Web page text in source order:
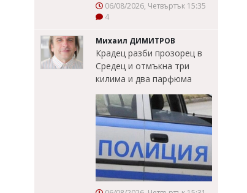
06/08/2026, Четвъртък 15:35
4
Михаил ДИМИТРОВ
Крадец разби прозорец в
Средец и отмъкна три
килима и два парфюма